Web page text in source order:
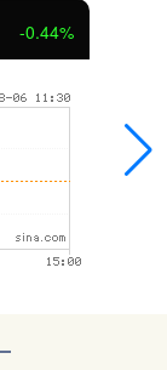
-0.44%